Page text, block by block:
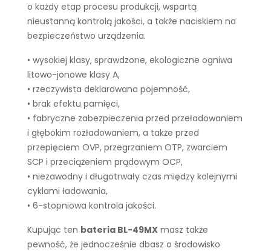
o każdy etap procesu produkcji, wspartą
nieustanną kontrolą jakości, a także naciskiem na
bezpieczeństwo urządzenia.
• wysokiej klasy, sprawdzone, ekologiczne ogniwa
litowo-jonowe klasy A,
• rzeczywista deklarowana pojemność,
• brak efektu pamięci,
• fabryczne zabezpieczenia przed przeładowaniem
i głębokim rozładowaniem, a także przed
przepięciem OVP, przegrzaniem OTP, zwarciem
SCP i przeciążeniem prądowym OCP,
• niezawodny i długotrwały czas między kolejnymi
cyklami ładowania,
• 6-stopniowa kontrola jakości.
Kupując ten bateria BL-49MX masz także
pewność, że jednocześnie dbasz o środowisko